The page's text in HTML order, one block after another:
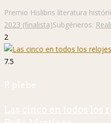
Premio Hislibris literatura
2023 (finalista)Subgéneros:
2
7.5
P. plebe
Las cinco en todos los